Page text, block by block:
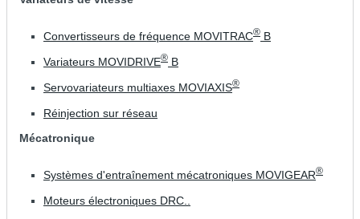
Convertisseurs de fréquence MOVITRAC® B
Variateurs MOVIDRIVE® B
Servovariateurs multiaxes MOVIAXIS®
Réinjection sur réseau
Mécatronique
Systèmes d'entraînement mécatroniques MOVIGEAR®
Moteurs électroniques DRC..